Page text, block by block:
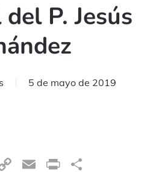
P. Jesús
5 de mayo de 2019
CopyEmailPrint